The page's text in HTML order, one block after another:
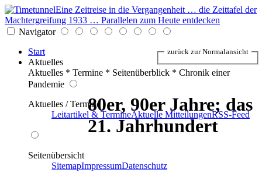
Eine Zeitreise in die Vergangenheit … die Zeittafel der
Machtergreifung 1933 … Parallelen zum Heute entdecken
Navigator
Start
Aktuelles
Aktuelles * Termine * Seitenüberblick * Chronik einer
Pandemie
Aktuelles / Termine
Leitartikel & TermineAktuelle MitteilungenRSS-Feed
Seitenübersicht
SitemapImpressumDatenschutz
80er, 90er Jahre; das
21. Jahrhundert
zurück zur Normalansicht